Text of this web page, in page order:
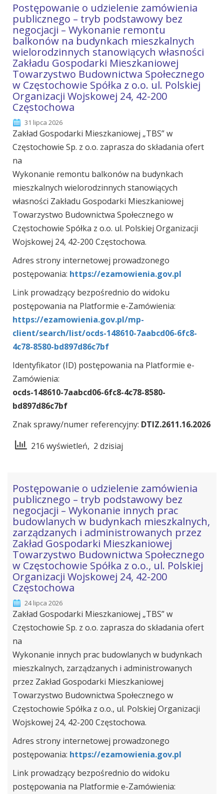
Postępowanie o udzielenie zamówienia
publicznego – tryb podstawowy bez
negocjacji – Wykonanie remontu
balkonów na budynkach mieszkalnych
wielorodzinnych stanowiących własności
Zakładu Gospodarki Mieszkaniowej
Towarzystwo Budownictwa Społecznego
w Częstochowie Spółka z o.o. ul. Polskiej
Organizacji Wojskowej 24, 42-200
Częstochowa
31 lipca 2026
Zakład Gospodarki Mieszkaniowej „TBS” w
Częstochowie Sp. z o.o. zaprasza do składania ofert
na
Wykonanie remontu balkonów na budynkach
mieszkalnych wielorodzinnych stanowiących
własności Zakładu Gospodarki Mieszkaniowej
Towarzystwo Budownictwa Społecznego w
Częstochowie Spółka z o.o. ul. Polskiej Organizacji
Wojskowej 24, 42-200 Częstochowa.
Adres strony internetowej prowadzonego
postępowania: https://ezamowienia.gov.pl
Link prowadzący bezpośrednio do widoku
postępowania na Platformie e-Zamówienia:
https://ezamowienia.gov.pl/mp-
client/search/list/ocds-148610-7aabcd06-6fc8-
4c78-8580-bd897d86c7bf
Identyfikator (ID) postępowania na Platformie e-
Zamówienia:
ocds-148610-7aabcd06-6fc8-4c78-8580-
bd897d86c7bf
Znak sprawy/numer referencyjny: DTIZ.2611.16.2026
216 wyświetleń, 2 dzisiaj
Postępowanie o udzielenie zamówienia
publicznego – tryb podstawowy bez
negocjacji – Wykonanie innych prac
budowlanych w budynkach mieszkalnych,
zarządzanych i administrowanych przez
Zakład Gospodarki Mieszkaniowej
Towarzystwo Budownictwa Społecznego
w Częstochowie Spółka z o.o., ul. Polskiej
Organizacji Wojskowej 24, 42-200
Częstochowa
24 lipca 2026
Zakład Gospodarki Mieszkaniowej „TBS” w
Częstochowie Sp. z o.o. zaprasza do składania ofert
na
Wykonanie innych prac budowlanych w budynkach
mieszkalnych, zarządzanych i administrowanych
przez Zakład Gospodarki Mieszkaniowej
Towarzystwo Budownictwa Społecznego w
Częstochowie Spółka z o.o., ul. Polskiej Organizacji
Wojskowej 24, 42-200 Częstochowa.
Adres strony internetowej prowadzonego
postępowania: https://ezamowienia.gov.pl
Link prowadzący bezpośrednio do widoku
postępowania na Platformie e-Zamówienia: